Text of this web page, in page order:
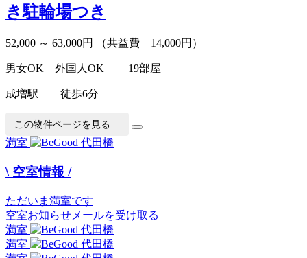
き駐輪場つき
52,000 ～ 63,000円 （共益費 14,000円）
男女OK 外国人OK | 19部屋
成増駅 徒歩6分
この物件ページを見る
満室
\ 空室情報 /
ただいま満室です
空室お知らせメールを受け取る
満室
満室